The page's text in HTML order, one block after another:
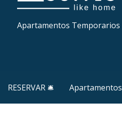
Apartamentos Temporarios
RESERVAR 🛎 Apartamentos